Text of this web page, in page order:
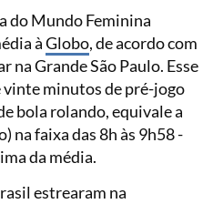
do Mundo Feminina
àGlobo, de acordo com
na Grande São Paulo. Esse
vinte minutos de pré-jogo
bola rolando, equivale a
na faixa das 8h às 9h58 -
da média.
estrearam na